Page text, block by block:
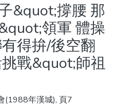
&quot;撐腰 那
領軍 體操
得拚/後空翻
戰&quot;師祖
(1988年漢城), 頁7